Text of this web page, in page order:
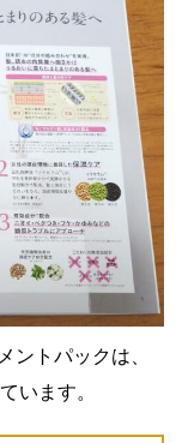
ントパックは、
います。